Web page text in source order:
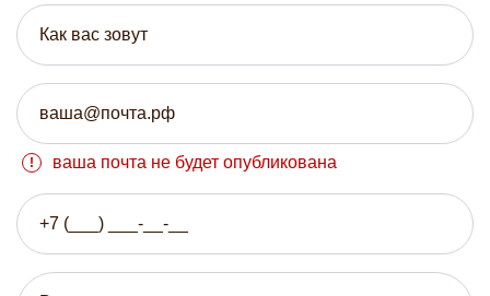
ваша почта не будет опубликована